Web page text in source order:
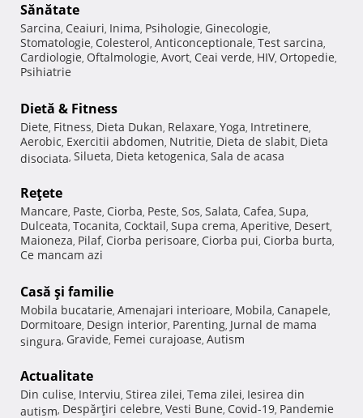
Sănătate
Sarcina, Ceaiuri, Inima, Psihologie, Ginecologie,
Stomatologie, Colesterol, Anticonceptionale, Test sarcina,
Cardiologie, Oftalmologie, Avort, Ceai verde, HIV, Ortopedie,
Psihiatrie
Dietă & Fitness
Diete, Fitness, Dieta Dukan, Relaxare, Yoga, Intretinere,
Aerobic, Exercitii abdomen, Nutritie, Dieta de slabit, Dieta
disociata, Silueta, Dieta ketogenica, Sala de acasa
Reţete
Mancare, Paste, Ciorba, Peste, Sos, Salata, Cafea, Supa,
Dulceata, Tocanita, Cocktail, Supa crema, Aperitive, Desert,
Maioneza, Pilaf, Ciorba perisoare, Ciorba pui, Ciorba burta,
Ce mancam azi
Casă şi familie
Mobila bucatarie, Amenajari interioare, Mobila, Canapele,
Dormitoare, Design interior, Parenting, Jurnal de mama
singura, Gravide, Femei curajoase, Autism
Actualitate
Din culise, Interviu, Stirea zilei, Tema zilei, Iesirea din
autism, Despărţiri celebre, Vesti Bune, Covid-19, Pandemie